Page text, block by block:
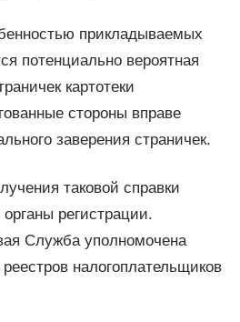
прикладываемых
потенциально вероятная
картотеки
стороны вправе
заверения страничек.
таковой справки
регистрации.
Служба уполномочена
налогоплательщиков